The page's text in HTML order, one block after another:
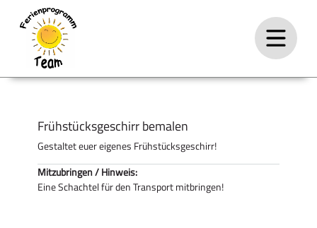
Frühstücksgeschirr bemalen
Gestaltet euer eigenes Frühstücksgeschirr!
Mitzubringen / Hinweis:
Eine Schachtel für den Transport mitbringen!